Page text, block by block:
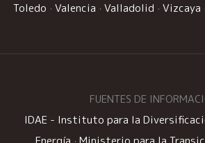
Toledo · Valencia · Valladolid · Vizcaya
FUENTES DE
IDAE - Instituto para la